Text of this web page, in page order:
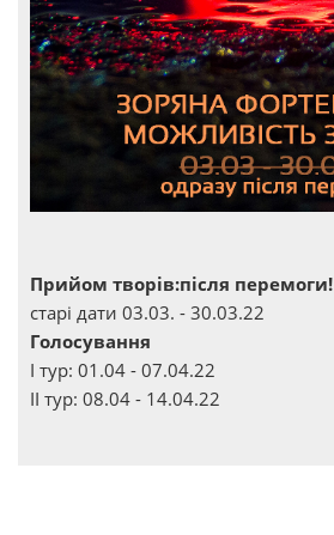
Прийом творів:після перемоги!
старі дати 03.03. - 30.03.22
Голосування
І тур: 01.04 - 07.04.22
ІІ тур: 08.04 - 14.04.22